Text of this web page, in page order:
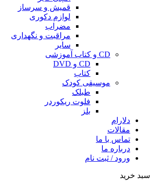
قمیش و سرساز
لوازم دکوری
مضراب
مراقبت و نگهداری
سایر
CD و کتاب آموزشی
CD و DVD
کتاب
موسیقی کودک
طبلک
فلوت ریکوردر
بلز
دلارام
مقالات
تماس با ما
درباره ما
ورود / ثبت نام
سبد خرید